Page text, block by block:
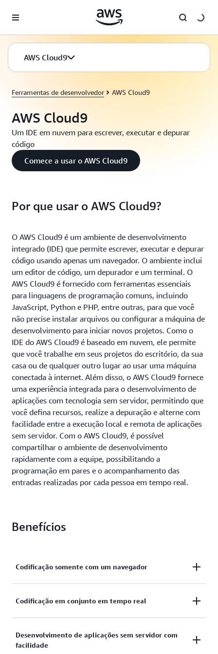
Pular para o conteúdo principal
AWS Cloud9
Ferramentas de desenvolvedor AWS Cloud9
AWS Cloud9
Um IDE em nuvem para escrever, executar e depurar
código
Comece a usar o AWS Cloud9
Por que usar o AWS Cloud9?
O AWS Cloud9 é um ambiente de desenvolvimento
integrado (IDE) que permite escrever, executar e depurar
código usando apenas um navegador. O ambiente inclui
um editor de código, um depurador e um terminal. O
AWS Cloud9 é fornecido com ferramentas essenciais
para linguagens de programação comuns, incluindo
JavaScript, Python e PHP, entre outras, para que você
não precise instalar arquivos ou configurar a máquina de
desenvolvimento para iniciar novos projetos. Como o
IDE do AWS Cloud9 é baseado em nuvem, ele permite
que você trabalhe em seus projetos do escritório, da sua
casa ou de qualquer outro lugar ao usar uma máquina
conectada à internet. Além disso, o AWS Cloud9 fornece
uma experiência integrada para o desenvolvimento de
aplicações com tecnologia sem servidor, permitindo que
você defina recursos, realize a depuração e alterne com
facilidade entre a execução local e remota de aplicações
sem servidor. Com o AWS Cloud9, é possível
compartilhar o ambiente de desenvolvimento
rapidamente com a equipe, possibilitando a
programação em pares e o acompanhamento das
entradas realizadas por cada pessoa em tempo real.
Benefícios
Codificação somente com um navegador
O AWS Cloud9 oferece a flexibilidade de executar
Linux existente que ofereça suporte a SSH. Isso
significa que você pode escrever, executar e depurar
Codificação em conjunto em tempo real
O AWS Cloud9 simplifica a colaboração durante a
codificação. É possível compartilhar o ambiente de
Desenvolvimento de aplicações sem servidor com
facilidade